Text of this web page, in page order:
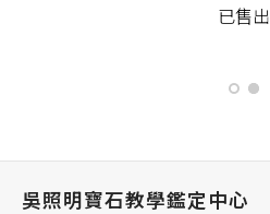
已售出
吳照明寶石教學鑑定中心